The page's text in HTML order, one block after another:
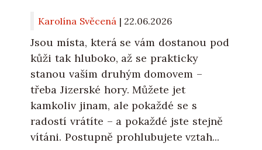
Karolína Svěcená | 22.06.2026
Jsou místa, která se vám dostanou pod
kůži tak hluboko, až se prakticky
stanou vaším druhým domovem –
třeba Jizerské hory. Můžete jet
kamkoliv jinam, ale pokaždé se s
radostí vrátíte – a pokaždé jste stejně
vítáni. Postupně prohlubujete vztah...